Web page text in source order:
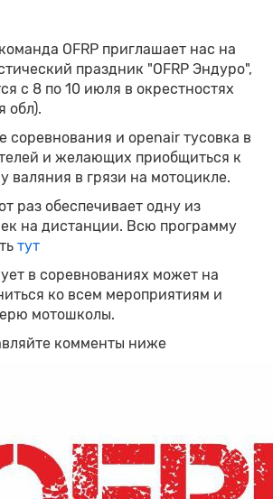
OFRP приглашает нас на
праздник "OFRP Эндуро",
с 8 по 10 июля в окрестностях
обл).
соревнования и openair тусовка в
и желающих приобщиться к
валяния в грязи на мотоцикле.
раз обеспечивает одну из
на дистанции. Всю программу
тут
в соревнованиях может на
ко всем мероприятиям и
мотошколы.
комменты ниже